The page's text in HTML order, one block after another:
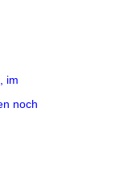
im
noch